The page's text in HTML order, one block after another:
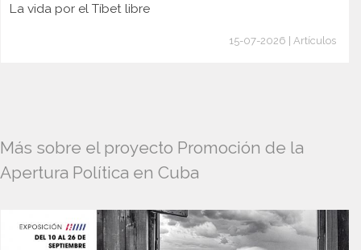
La vida por el Tíbet libre
15-07-2026 | Artículos
Más sobre el proyecto Promoción de la
Apertura Política en Cuba